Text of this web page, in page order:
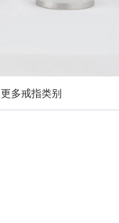
更多戒指类别